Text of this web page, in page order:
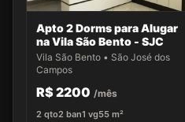
Apto 2 Dorms para Alugar
na Vila São Bento - SJC
Vila São Bento • São José dos
Campos
R$ 2200 /mês
2 qto2 ban1 vg55 m²